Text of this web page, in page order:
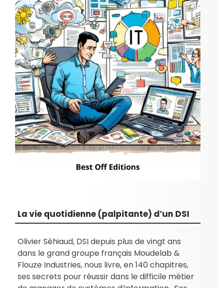
La vie quotidienne (palpitante) d’un DSI
Olivier Séhiaud, DSI depuis plus de vingt ans
dans le grand groupe français Moudelab &
Flouze Industries, nous livre, en 140 chapitres,
ses secrets pour réussir dans le difficile métier